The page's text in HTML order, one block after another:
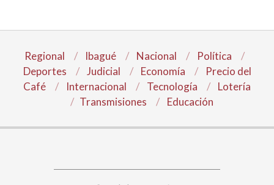
Regional Ibagué Nacional
Política
Deportes
Judicial Economía
Precio del
Café
Internacional Tecnología
Lotería
Transmisiones
Educación